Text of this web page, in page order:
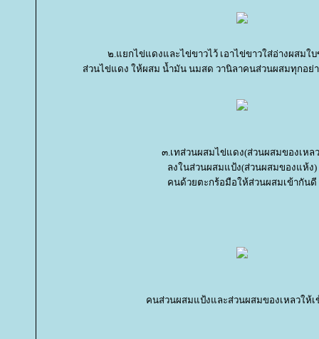
๒.แยกไข่แดงและไข่ขาวไว้ เอาไข่ขาวใส่อ่างผสมใ
ส่วนไข่แดง ให้ผสม น้ำมัน นมสด วานิลาคนส่วนผสมทุกอย่
๓.เทส่วนผสมไข่แดง(ส่วนผสมของเหล
ลงในส่วนผสมแป้ง(ส่วนผสมของแห้ง)
คนด้วยตะกร้อมือให้ส่วนผสมเข้ากันดี
คนส่วนผสมแป้งและส่วนผสมของเหลวให้เ